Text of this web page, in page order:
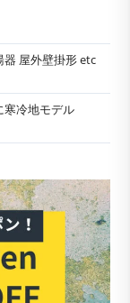
器 屋外壁掛形 etc
寒冷地モデル